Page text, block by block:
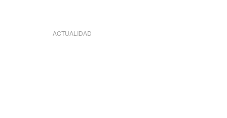
ACTUALIDAD